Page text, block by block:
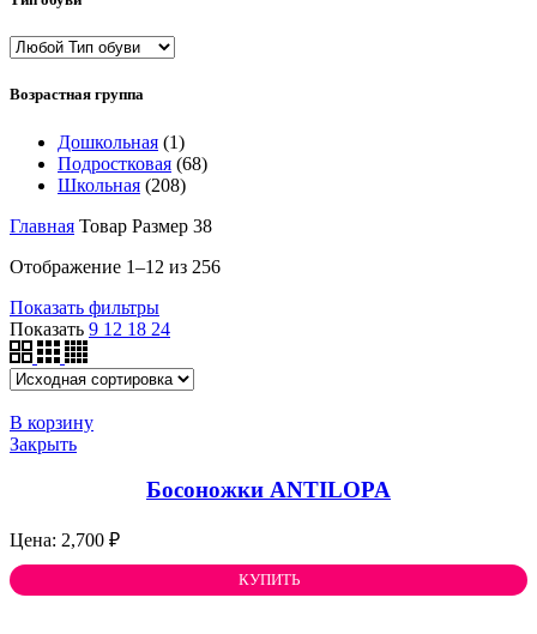
Возрастная группа
Дошкольная (1)
Подростковая (68)
Школьная (208)
Главная Товар Размер 38
Отображение 1–12 из 256
Показать фильтры
Показать 9 12 18 24
В корзину
Закрыть
Босоножки ANTILOPA
2,700 ₽
КУПИТЬ